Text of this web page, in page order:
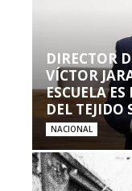
DIRECTOR
VÍCTOR
ESCUELA
DEL TEJIDO
NACIONAL